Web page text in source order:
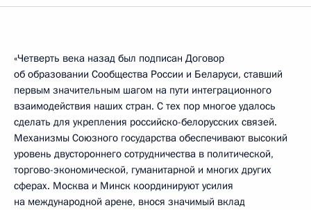
«Четверть века назад был подписан Договор
об образовании Сообщества России и Беларуси, ставший
первым значительным шагом на пути интеграционного
взаимодействия наших стран. С тех пор многое удалось
сделать для укрепления российско-белорусских связей.
Механизмы Союзного государства обеспечивают высокий
уровень двустороннего сотрудничества в политической,
торгово-экономической, гуманитарной и многих других
сферах. Москва и Минск координируют усилия
на международной арене, внося значимый вклад